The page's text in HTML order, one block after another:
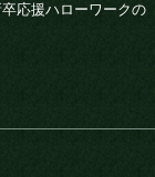
応援ハローワークの